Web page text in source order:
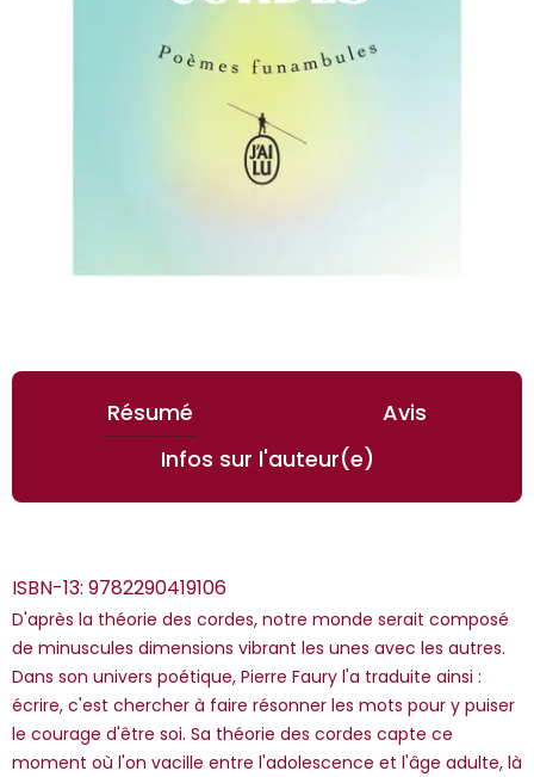
Résumé
Avis
Infos sur l'auteur(e)
ISBN-13: 9782290419106
D'après la théorie des cordes, notre monde serait composé
de minuscules dimensions vibrant les unes avec les autres.
Dans son univers poétique, Pierre Faury l'a traduite ainsi :
écrire, c'est chercher à faire résonner les mots pour y puiser
le courage d'être soi. Sa théorie des cordes capte ce
moment où l'on vacille entre l'adolescence et l'âge adulte, là
*Guests cannot publish reviews